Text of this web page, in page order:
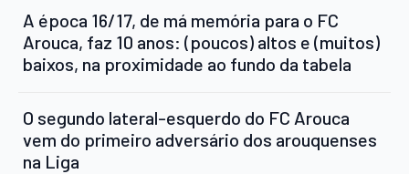
A época 16/17, de má memória para o FC
Arouca, faz 10 anos: (poucos) altos e (muitos)
baixos, na proximidade ao fundo da tabela
O segundo lateral-esquerdo do FC Arouca
vem do primeiro adversário dos arouquenses
na Liga